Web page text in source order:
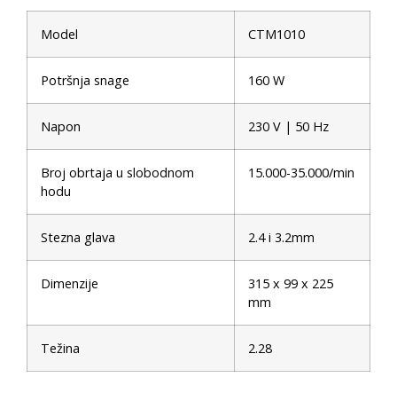
Model CTM1010
Potršnja snage 160 W
Napon 230 V | 50 Hz
Broj obrtaja u slobodnom
hodu
15.000-35.000/min
Stezna glava 2.4 i 3.2mm
Dimenzije
315 x 99 x 225
mm
Težina 2.28